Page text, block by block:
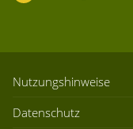
Nutzungshinweise
Datenschutz